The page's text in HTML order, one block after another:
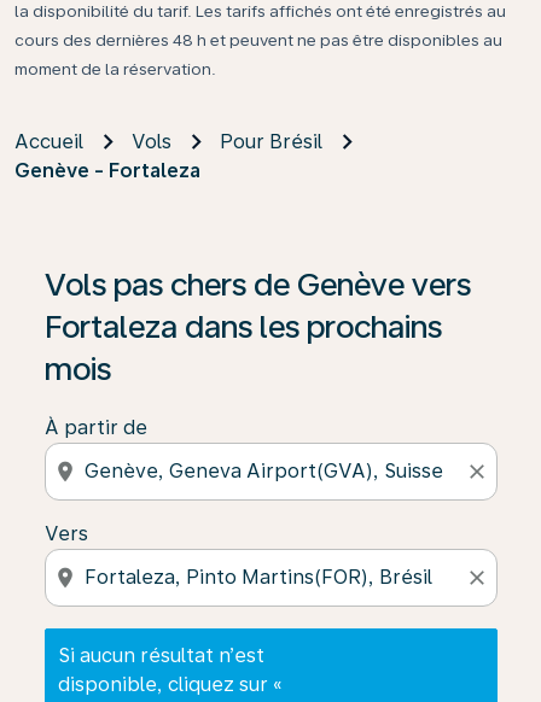
la disponibilité du tarif. Les tarifs affichés ont été enregistrés au
cours des dernières 48 h et peuvent ne pas être disponibles au
moment de la réservation.
Accueil Vols
Pour Brésil
Genève - Fortaleza
Vols pas chers de Genève vers
Fortaleza dans les prochains
mois
À partir de
location_on close
Vers
location_on close
Si aucun résultat n’est
disponible, cliquez sur «
Si aucun résultat n’est disponible, cliquez sur «